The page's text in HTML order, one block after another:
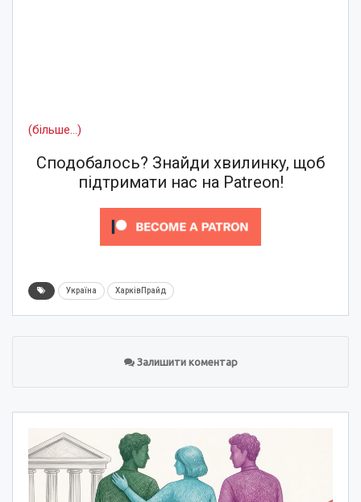
(більше…)
Сподобалось? Знайди хвилинку, щоб
підтримати нас на Patreon!
Україна ХарківПрайд
Залишити коментар